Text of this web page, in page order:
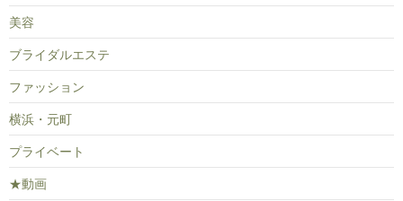
美容
ブライダルエステ
ファッション
横浜・元町
プライベート
★動画